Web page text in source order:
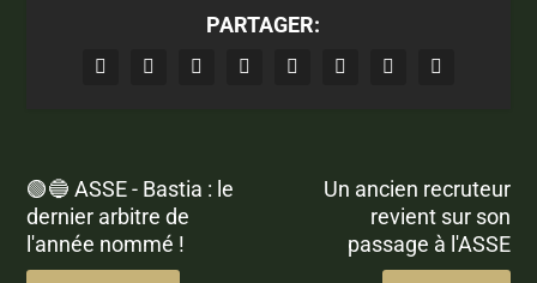
PARTAGER:
🟢🔵 ASSE - Bastia : le
dernier arbitre de
l'année nommé !
Un ancien recruteur
revient sur son
passage à l'ASSE